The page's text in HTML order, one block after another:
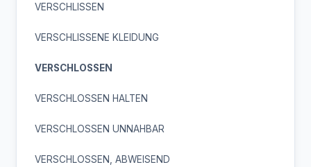
VERSCHLISSEN
VERSCHLISSENE KLEIDUNG
VERSCHLOSSEN
VERSCHLOSSEN HALTEN
VERSCHLOSSEN UNNAHBAR
VERSCHLOSSEN, ABWEISEND